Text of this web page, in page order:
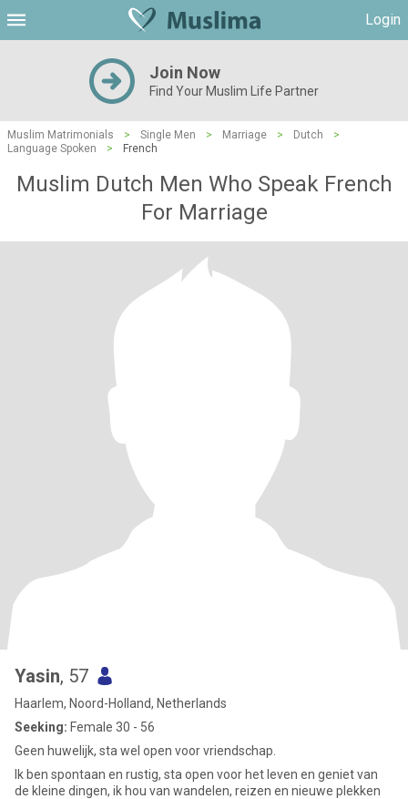
Login
Join Now
Find Your Muslim Life Partner
Muslim Matrimonials > Single Men > Marriage > Dutch
>
Language Spoken
> French
Muslim Dutch Men Who Speak French
For Marriage
Yasin, 57
Haarlem, Noord-Holland, Netherlands
Seeking: Female 30 - 56
Geen huwelijk, sta wel open voor vriendschap.
Ik ben spontaan en rustig, sta open voor het leven en geniet van
de kleine dingen, ik hou van wandelen, reizen en nieuwe plekken